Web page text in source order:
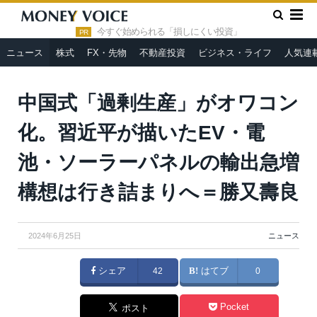
PR 今すぐ始められる「損しにくい投資」
ニュース 株式 FX・先物 不動産投資 ビジネス・ライフ 人気連
HOME » ニュース »
中国式「過剰生産」がオワコン化。習近平
が描いたEV・電池・ソーラーパネルの輸出急増構想は行き詰まりへ
中国式「過剰生産」がオワコン
化。習近平が描いたEV・電
池・ソーラーパネルの輸出急増
構想は行き詰まりへ＝勝又壽良
2024年6月25日 ニュース
シェア 42 はてブ 0
ポスト Pocket